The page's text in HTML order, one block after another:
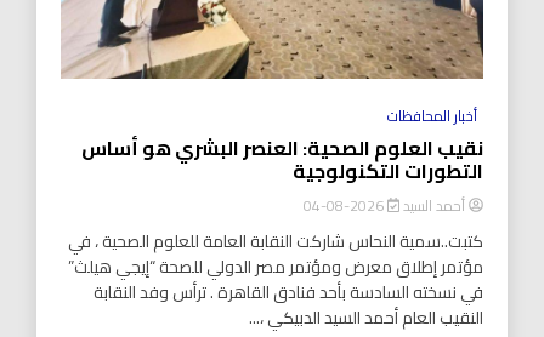
أخبار المحافظات
نقيب العلوم الصحية: العنصر البشري هو أساس
التطورات التكنولوجية
أحمد السيد 2026-08-04
كتبت..سمية النحاس شاركت النقابة العامة للعلوم الصحية ، في
مؤتمر إطلاق معرض ومؤتمر مصر الدولي للصحة “إيجي هيلث”
في نسخته السادسة بأحد فنادق القاهرة . ترأس وفد النقابة
النقيب العام أحمد السيد الدبيكي ،...